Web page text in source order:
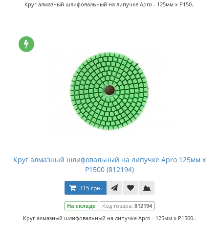
Круг алмазный шлифовальный на липучке Apro - 125мм x P150..
Круг алмазный шлифовальный на липучке Apro 125мм x
P1500 (812194)
315 грн.
На складе Код товара: 812194
Круг алмазный шлифовальный на липучке Apro - 125мм x P1500..